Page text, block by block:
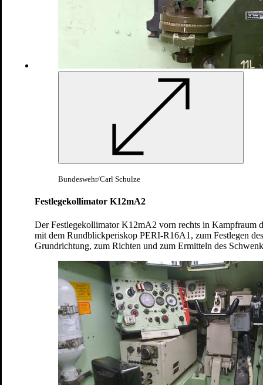
Bundeswehr/Carl Schulze
Festlegekollimator K12mA2
Der Festlegekollimator K12mA2 vorn rechts in Kampfraum
mit dem Rundblickperiskop PERI-R16A1, zum Festlegen
Grundrichtung, zum Richten und zum Ermitteln des
Transportpanzer Fuchs